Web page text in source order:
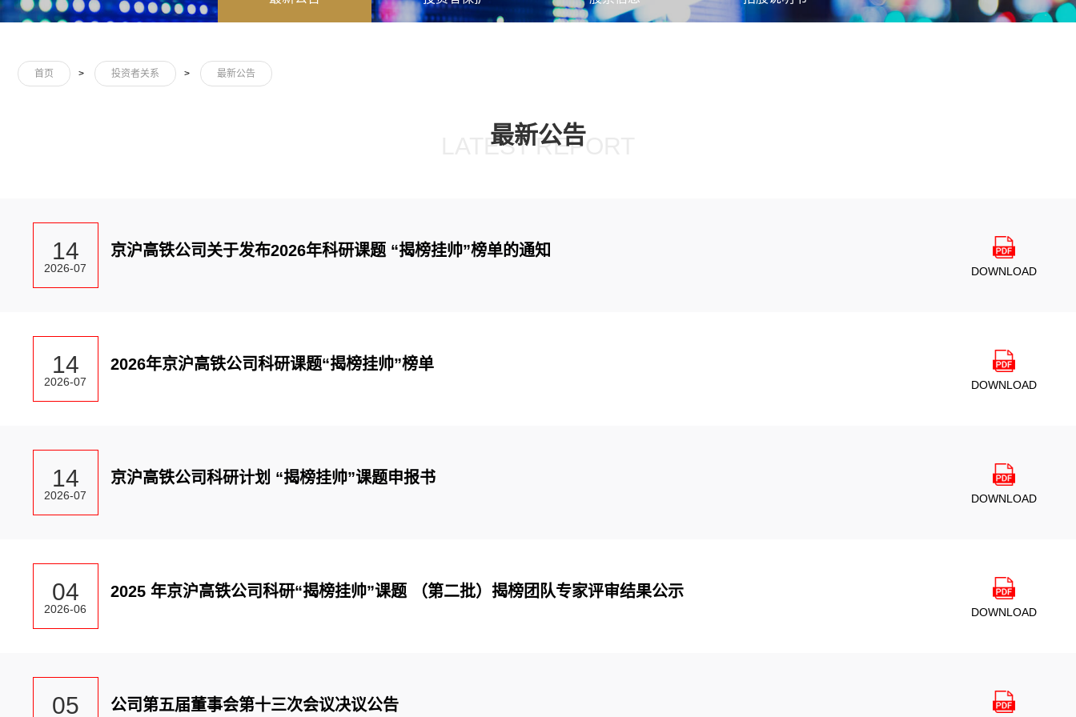
首页 > 投资者关系 > 最新公告
LATEST REPORT
最新公告
14
2026-07
京沪高铁公司关于发布2026年科研课题 “揭榜挂帅”榜单的通知
DOWNLOAD
14
2026-07
2026年京沪高铁公司科研课题“揭榜挂帅”榜单
DOWNLOAD
14
2026-07
京沪高铁公司科研计划 “揭榜挂帅”课题申报书
DOWNLOAD
04
2026-06
2025 年京沪高铁公司科研“揭榜挂帅”课题 （第二批）揭榜团队专家评审结果公示
DOWNLOAD
05 公司第五届董事会第十三次会议决议公告